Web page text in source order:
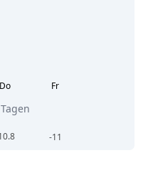
Do Fr
-11